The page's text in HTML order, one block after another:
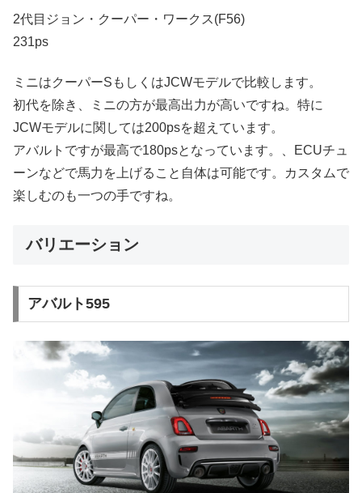
2代目ジョン・クーパー・ワークス(F56)
231ps
ミニはクーパーSもしくはJCWモデルで比較します。
初代を除き、ミニの方が最高出力が高いですね。特に
JCWモデルに関しては200psを超えています。
アバルトですが最高で180psとなっています。、ECUチュ
ーンなどで馬力を上げること自体は可能です。カスタムで
楽しむのも一つの手ですね。
バリエーション
アバルト595